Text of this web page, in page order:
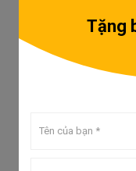
Tặng